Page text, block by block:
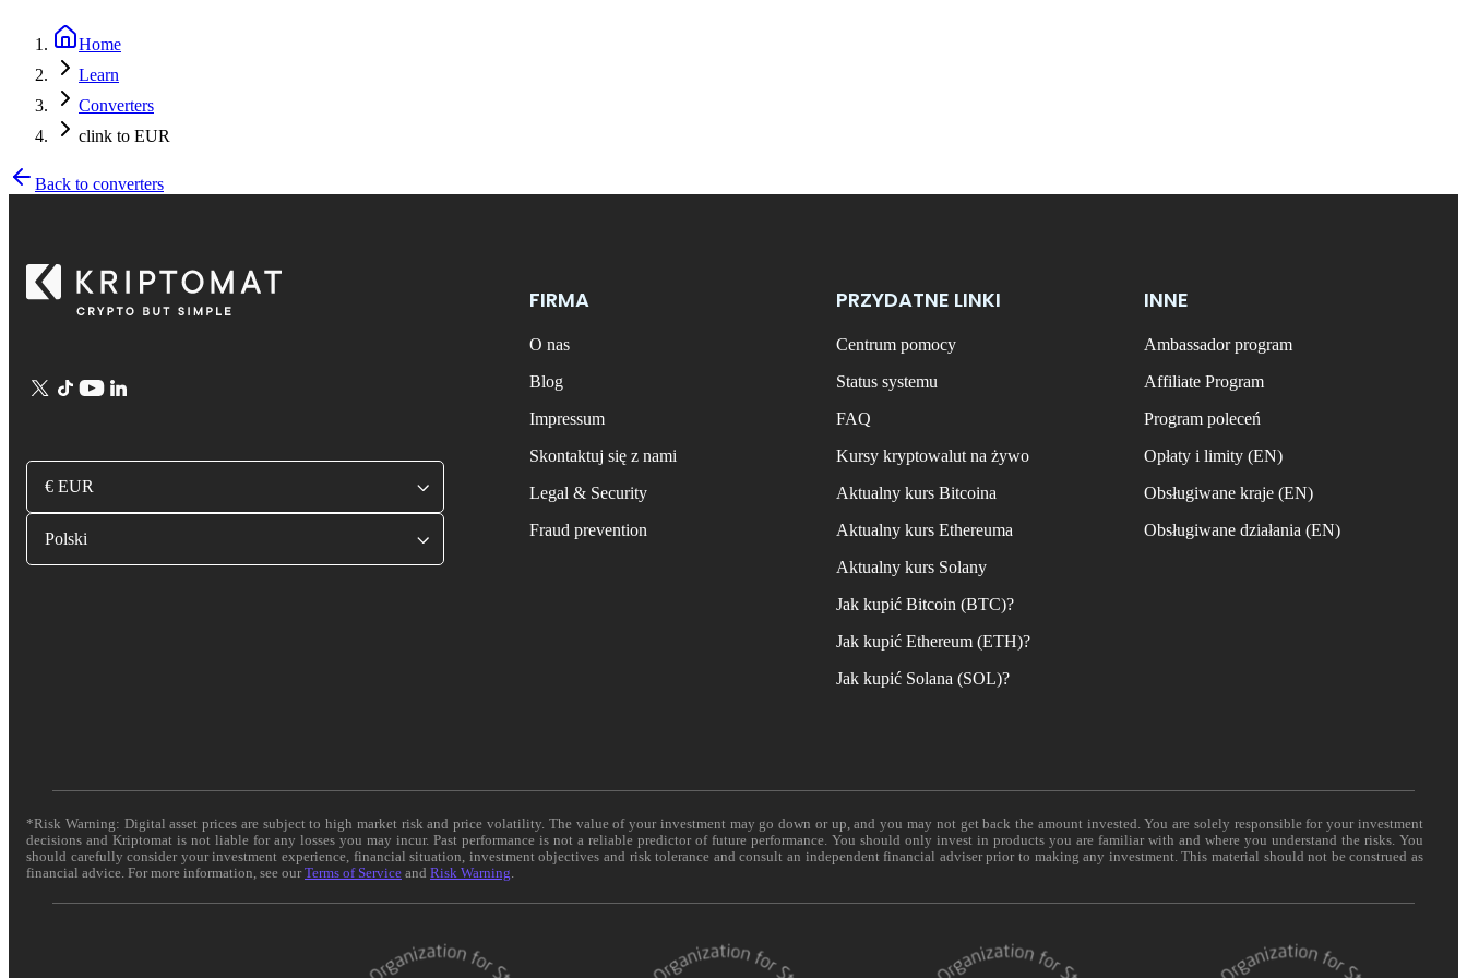
Home
Learn
Converters
clink to EUR
Back to converters
€ EUR
Polski
FIRMA
O nas
Blog
Impressum
Skontaktuj się z nami
Legal & Security
Fraud prevention
PRZYDATNE LINKI
Centrum pomocy
Status systemu
FAQ
Kursy kryptowalut na żywo
Aktualny kurs Bitcoina
Aktualny kurs Ethereuma
Aktualny kurs Solany
Jak kupić Bitcoin (BTC)?
Jak kupić Ethereum (ETH)?
Jak kupić Solana (SOL)?
INNE
Ambassador program
Affiliate Program
Program poleceń
Opłaty i limity (EN)
Obsługiwane kraje (EN)
Obsługiwane działania (EN)
*Risk Warning: Digital asset prices are subject to high market risk and price volatility. The value of your investment may go down or up, and you may not get back the amount invested. You are solely responsible for your investment
decisions and Kriptomat is not liable for any losses you may incur. Past performance is not a reliable predictor of future performance. You should only invest in products you are familiar with and where you understand the risks. You
should carefully consider your investment experience, financial situation, investment objectives and risk tolerance and consult an independent financial adviser prior to making any investment. This material should not be construed as
financial advice. For more information, see ourTerms of Service and Risk Warning